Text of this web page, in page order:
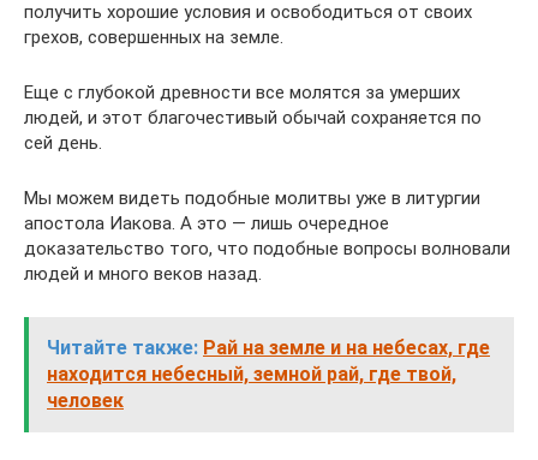
получить хорошие условия и освободиться от своих
грехов, совершенных на земле.
Еще с глубокой древности все молятся за умерших
людей, и этот благочестивый обычай сохраняется по
сей день.
Мы можем видеть подобные молитвы уже в литургии
апостола Иакова. А это — лишь очередное
доказательство того, что подобные вопросы волновали
людей и много веков назад.
Читайте также: Рай на земле и на небесах, где
находится небесный, земной рай, где твой,
человек